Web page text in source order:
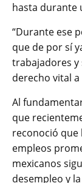
hasta durante
“Durante ese
que de por sí
trabajadores y
derecho vital
Al
que
reconoció que
empleos
mexicanos
desempleo y